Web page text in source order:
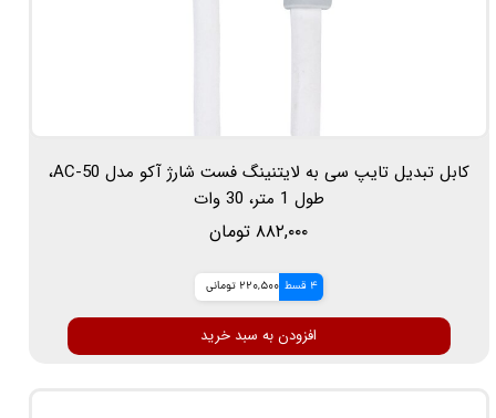
کابل تبدیل تایپ سی به لایتنینگ فست شارژ آکو مدل AC-50،
طول 1 متر، 30 وات
۸۸۲,۰۰۰ تومان
4 قسط 220,500 تومانی
افزودن به سبد خرید